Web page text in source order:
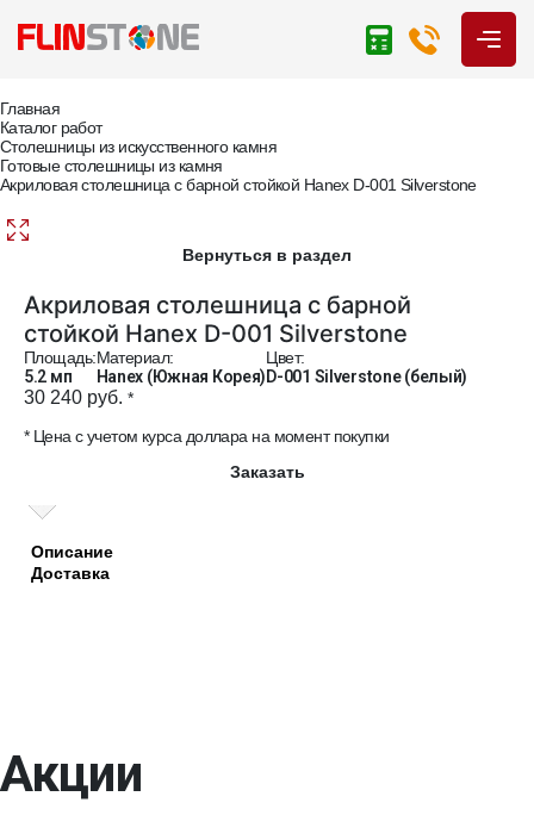
Главная
Каталог работ
Столешницы из искусственного камня
Готовые столешницы из камня
Акриловая столешница с барной стойкой Hanex D-001 Silverstone
Вернуться в раздел
Акриловая столешница с барной
стойкой Hanex D-001 Silverstone
Площадь:
5.2 мп
Материал:
Hanex (Южная Корея)
Цвет:
D-001 Silverstone (белый)
30 240 руб. *
* Цена с учетом курса доллара на момент покупки
Заказать
Описание
Доставка
Акции